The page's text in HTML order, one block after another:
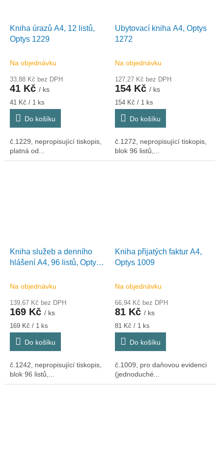
Kniha úrazů A4, 12 listů,
Optys 1229
Na objednávku
33,88 Kč bez DPH
41 Kč / ks
Měrná
cena:
41 Kč / 1 ks
Do košíku
č.1229, nepropisující tiskopis,
platná od...
Ubytovací kniha A4, Optys
1272
Na objednávku
127,27 Kč bez DPH
154 Kč / ks
Měrná
cena:
154 Kč / 1 ks
Do košíku
č.1272, nepropisující tiskopis,
blok 96 listů,...
Kniha služeb a denního
hlášení A4, 96 listů, Optys
Na objednávku
139,67 Kč bez DPH
169 Kč / ks
Měrná
cena:
169 Kč / 1 ks
Do košíku
č.1242, nepropisující tiskopis,
blok 96 listů,...
Kniha přijatých faktur A4,
Optys 1009
Na objednávku
66,94 Kč bez DPH
81 Kč / ks
Měrná
cena:
81 Kč / 1 ks
Do košíku
č.1009, pro daňovou evidenci
(jednoduché...